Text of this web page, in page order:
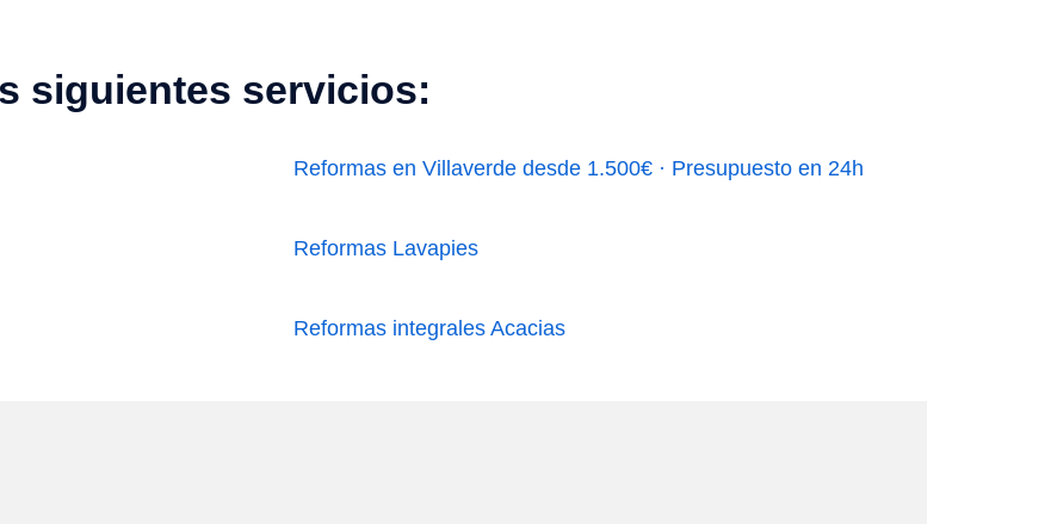
siguientes servicios:
Reformas en Villaverde desde 1.500€ · Presupuesto en 24h
Reformas Lavapies
Reformas integrales Acacias